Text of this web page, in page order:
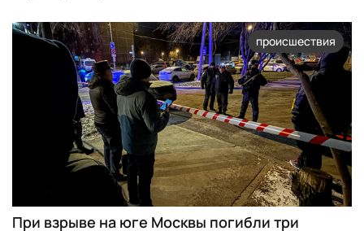
происшествия
При взрыве на юге Москвы погибли три